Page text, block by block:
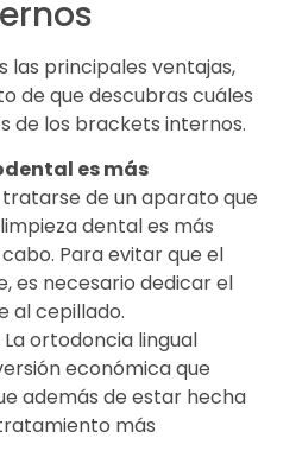
las principales ventajas,
de que descubras cuáles
de los brackets internos.
es más
de un aparato que
dental es más
Para evitar que el
es necesario dedicar el
al cepillado.
La ortodoncia lingual
económica que
además de estar hecha
más